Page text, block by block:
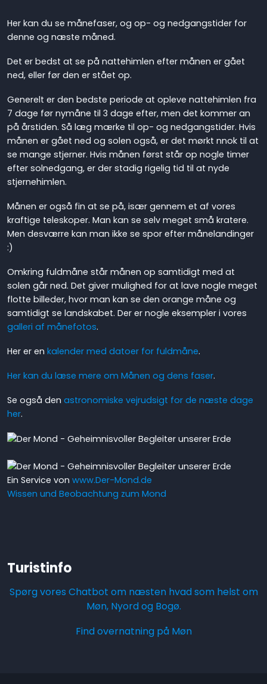
Her kan du se månefaser, og op- og nedgangstider for
denne og næste måned.
Det er bedst at se på nattehimlen efter månen er gået
ned, eller før den er stået op.
Generelt er den bedste periode at opleve nattehimlen fra
7 dage før nymåne til 3 dage efter, men det kommer an
på årstiden. Så læg mærke til op- og nedgangstider. Hvis
månen er gået ned og solen også, er det mørkt nnok til at
se mange stjerner. Hvis månen først står op nogle timer
efter solnedgang, er der stadig rigelig tid til at nyde
stjernehimlen.
Månen er også fin at se på, især gennem et af vores
kraftige teleskoper. Man kan se selv meget små kratere.
Men desværre kan man ikke se spor efter månelandinger
:)
Omkring fuldmåne står månen op samtidigt med at
solen går ned. Det giver mulighed for at lave nogle meget
flotte billeder, hvor man kan se den orange måne og
samtidigt se landskabet. Der er nogle eksempler i vores
galleri af månefotos.
Her er en kalender med datoer for fuldmåne.
Her kan du læse mere om Månen og dens faser.
Se også den astronomiske vejrudsigt for de næste dage
her.
Ein Service von www.Der-Mond.de
Wissen und Beobachtung zum Mond
Turistinfo
Spørg vores Chatbot om næsten hvad som helst om
Møn, Nyord og Bogø.
Find overnatning på Møn